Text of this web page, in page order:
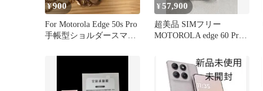
¥900
For Motorola Edge 50s Pro
手帳型ショルダースマホ
¥57,900
超美品 SIMフリー
MOTOROLA edge 60 Pro